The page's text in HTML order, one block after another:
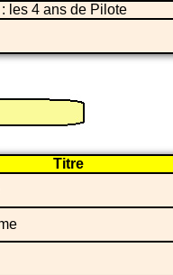
les 4 ans de Pilote
Titre